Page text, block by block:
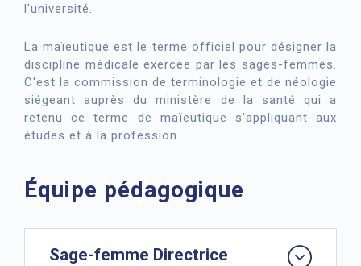
l'université.
La maïeutique est le terme officiel pour désigner la
discipline médicale exercée par les sages-femmes.
C'est la commission de terminologie et de néologie
siégeant auprès du ministère de la santé qui a
retenu ce terme de maïeutique s'appliquant aux
études et à la profession.
Équipe pédagogique
Sage-femme Directrice